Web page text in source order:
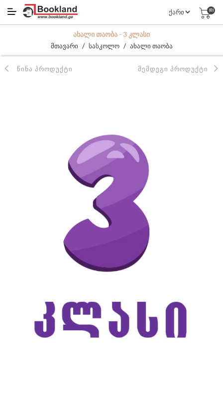
(0)
ᲐᲮᲐᲚᲘ ᲗᲐᲝᲑᲐ - 3 ᲙᲚᲐᲡᲘ
მთავარი / სასკოლო / ახალი თაობა
ᲬᲘᲜᲐ ᲞᲠᲝᲓᲣᲥᲢᲘ ᲨᲔᲛᲓᲔᲒᲘ ᲞᲠᲝᲓᲣᲥᲢᲘ